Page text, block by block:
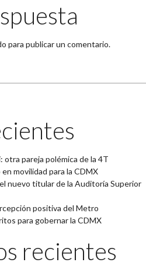
para publicar un comentario.
otra pareja polémica de la 4T
movilidad para la CDMX
nuevo titular de la Auditoría Superior
positiva del Metro
para gobernar la CDMX
recientes